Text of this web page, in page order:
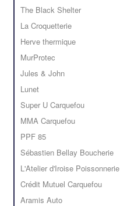
The Black Shelter
La Croquetterie
Herve thermique
MurProtec
Jules & John
Lunet
Super U Carquefou
MMA Carquefou
PPF 85
Sébastien Bellay Boucherie
L'Atelier d'Iroise Poissonnerie
Crédit Mutuel Carquefou
Aramis Auto